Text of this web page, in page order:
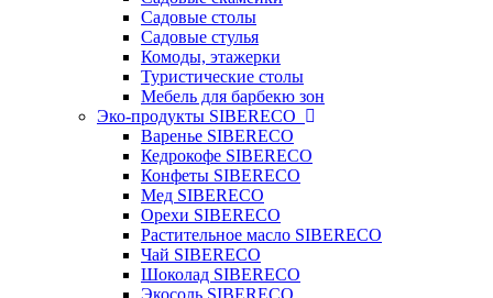
Садовые столы
Садовые стулья
Комоды, этажерки
Туристические столы
Мебель для барбекю зон
Эко-продукты SIBERECO
Варенье SIBERECO
Кедрокофе SIBERECO
Конфеты SIBERECO
Мед SIBERECO
Орехи SIBERECO
Растительное масло SIBERECO
Чай SIBERECO
Шоколад SIBERECO
Экосоль SIBERECO